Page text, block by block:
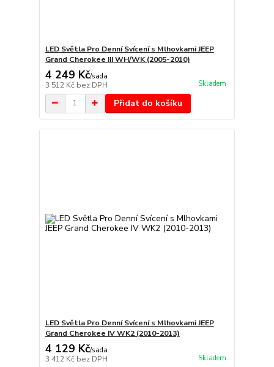
LED Světla Pro Denní Svícení s Mlhovkami JEEP
Grand Cherokee III WH/WK (2005-2010)
4 249 Kč/sada
3 512 Kč bez DPH Skladem
Přidat do košíku
LED Světla Pro Denní Svícení s Mlhovkami JEEP
Grand Cherokee IV WK2 (2010-2013)
4 129 Kč/sada
3 412 Kč bez DPH Skladem